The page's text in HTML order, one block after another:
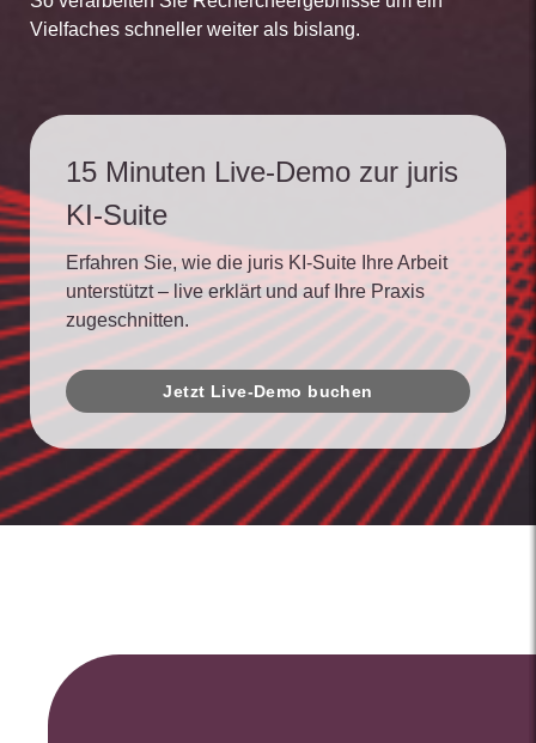
Vielfaches schneller weiter als bislang.
15 Minuten Live-Demo zur juris
KI-Suite
Erfahren Sie, wie die juris KI-Suite Ihre Arbeit
unterstützt – live erklärt und auf Ihre Praxis
zugeschnitten.
Jetzt Live-Demo buchen